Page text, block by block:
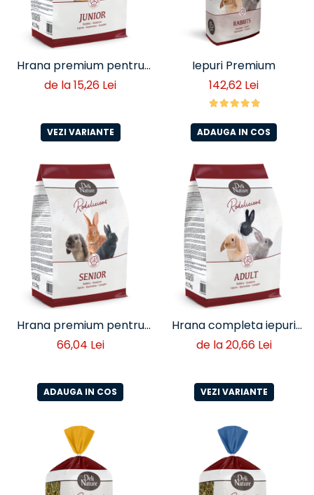
Hrana premium pentru
iepuri juniori Deli Nature
de la 15,26 Lei
VEZI VARIANTE
Iepuri Premium
142,62 Lei
ADAUGA IN COS
Hrana premium pentru
iepuri seniori Deli Nature
66,04 Lei
ADAUGA IN COS
Hrana completa iepuri
adulti Deli Nature
de la 20,66 Lei
VEZI VARIANTE